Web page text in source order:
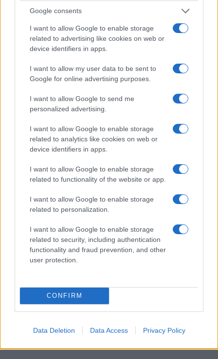
Google consents
I want to allow Google to enable storage
related to advertising like cookies on web or
device identifiers in apps.
I want to allow my user data to be sent to
Google for online advertising purposes.
I want to allow Google to send me
personalized advertising.
I want to allow Google to enable storage
related to analytics like cookies on web or
device identifiers in apps.
I want to allow Google to enable storage
related to functionality of the website or app.
I want to allow Google to enable storage
related to personalization.
I want to allow Google to enable storage
related to security, including authentication
functionality and fraud prevention, and other
user protection.
CONFIRM
Data Deletion Data Access Privacy Policy